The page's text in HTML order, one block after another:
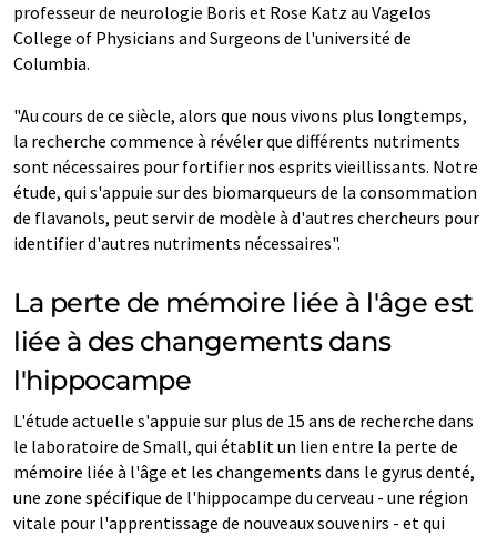
professeur de neurologie Boris et Rose Katz au Vagelos
College of Physicians and Surgeons de l'université de
Columbia.
"Au cours de ce siècle, alors que nous vivons plus longtemps,
la recherche commence à révéler que différents nutriments
sont nécessaires pour fortifier nos esprits vieillissants. Notre
étude, qui s'appuie sur des biomarqueurs de la consommation
de flavanols, peut servir de modèle à d'autres chercheurs pour
identifier d'autres nutriments nécessaires".
La perte de mémoire liée à l'âge est
liée à des changements dans
l'hippocampe
L'étude actuelle s'appuie sur plus de 15 ans de recherche dans
le laboratoire de Small, qui établit un lien entre la perte de
mémoire liée à l'âge et les changements dans le gyrus denté,
une zone spécifique de l'hippocampe du cerveau - une région
vitale pour l'apprentissage de nouveaux souvenirs - et qui